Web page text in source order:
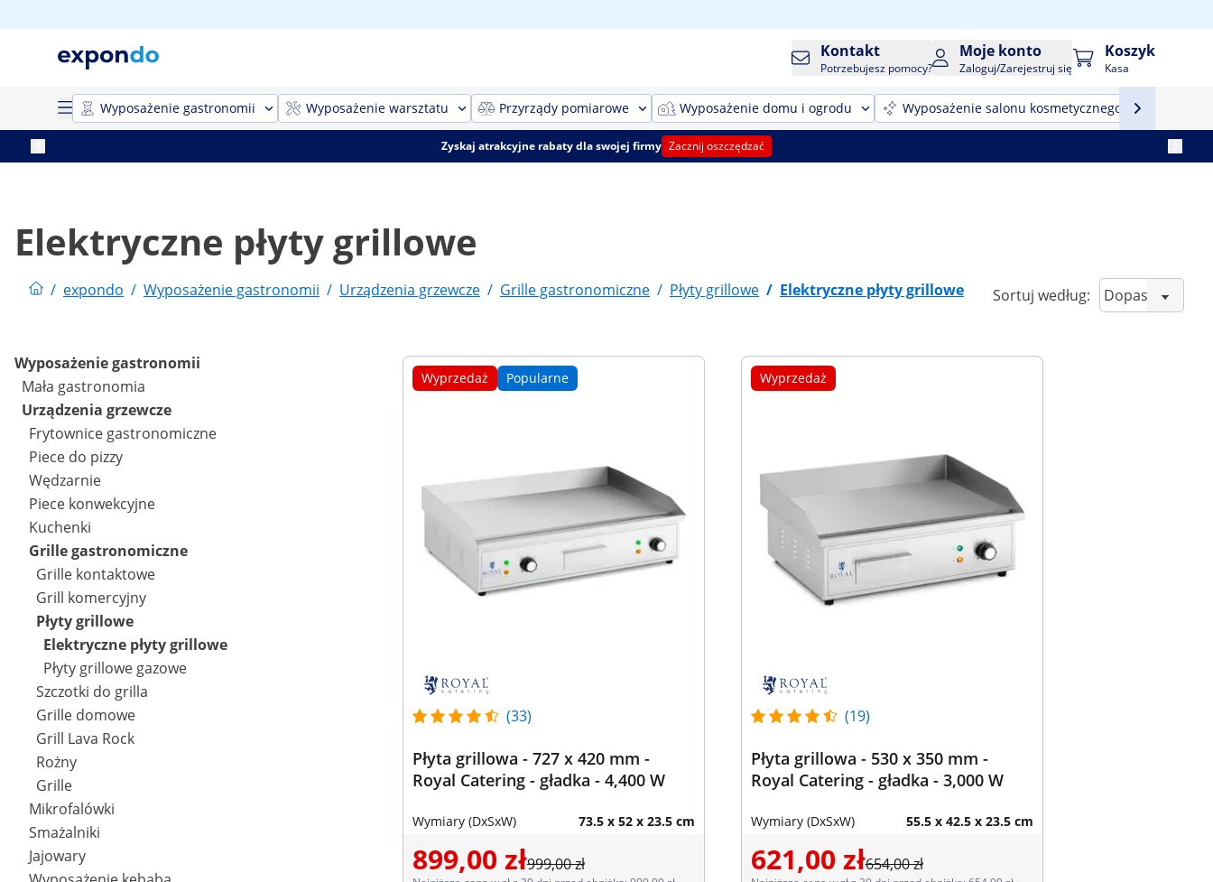
Kontakt
Potrzebujesz pomocy?
Moje konto
Zaloguj/Zarejestruj się
Koszyk
Kasa
Wyposażenie gastronomii Wyposażenie warsztatu Przyrządy pomiarowe Wyposażenie domu i ogrodu Wyposażenie salonu kosmetycznego
Zyskaj atrakcyjne rabaty dla swojej firmy Zacznij oszczędzać
Elektryczne płyty grillowe
/ expondo / Wyposażenie gastronomii / Urządzenia grzewcze / Grille gastronomiczne / Płyty grillowe / Elektryczne płyty grillowe Sortuj według:
Wyposażenie gastronomii
Mała gastronomia
Urządzenia grzewcze
Frytownice gastronomiczne
Piece do pizzy
Wędzarnie
Piece konwekcyjne
Kuchenki
Grille gastronomiczne
Grille kontaktowe
Grill komercyjny
Płyty grillowe
Elektryczne płyty grillowe
Płyty grillowe gazowe
Szczotki do grilla
Grille domowe
Grill Lava Rock
Rożny
Grille
Mikrofalówki
Smażalniki
Jajowary
Wyprzedaż Popularne
(33)
Płyta grillowa - 727 x 420 mm -
Royal Catering - gładka - 4,400 W
Wymiary (DxSxW) 73.5 x 52 x 23.5 cm
899,00 zł999,00 zł
Wyprzedaż
(19)
Płyta grillowa - 530 x 350 mm -
Royal Catering - gładka - 3,000 W
Wymiary (DxSxW) 55.5 x 42.5 x 23.5 cm
621,00 zł654,00 zł